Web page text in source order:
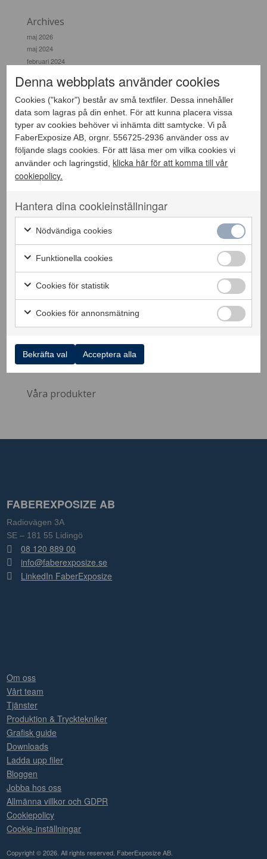
Archives
maj 2026
maj 2024
februari 2024
november 2023
oktober 2023
mars 2023
januari 2022
oktober 2021
mars 2021
juni 2020
september 2019
maj 2019
februari 2018
april 2017
september 2016
september 2015
Categories
Nyheter
Meta
Logga in
Flöde för kommentarer
WordPress.org
Våra produkter
FABEREXPOSIZE AB
Radiovägen 3A
SE – 181 55 Lidingö
08 120 889 00
info@faberexposize.se
LinkedIn FaberExposize
Om oss
Vårt team
Tjänster
Produktion & Trycktekniker
Grafisk guide
Downloads
Ladda upp filer
Bloggen
Jobba hos oss
Allmänna villkor och GDPR
Cookiepolicy
Cookie-inställningar
Copyright © 2026. All rights reserved. FaberExposize AB.
Denna webbplats använder cookies
Cookies ("kakor") består av små textfiler. Dessa innehåller
data som lagras på din enhet. För att kunna placera vissa
typer av cookies behöver vi inhämta ditt samtycke. Vi på
FaberExposize AB, orgnr. 556725-2936 använder oss av
följande slags cookies. För att läsa mer om vilka cookies vi
använder och lagringstid, klicka här för att komma till vår
cookiepolicy.
Hantera dina cookieinställningar
Nödvändiga cookies
Funktionella cookies
Cookies för statistik
Cookies för annonsmätning
Bekräfta val Acceptera alla